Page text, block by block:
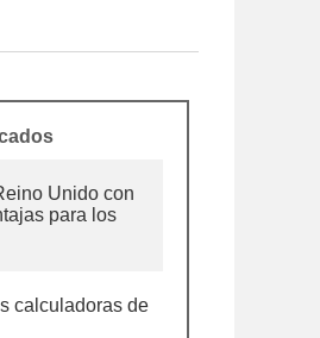
Unido con
para los
calculadoras de